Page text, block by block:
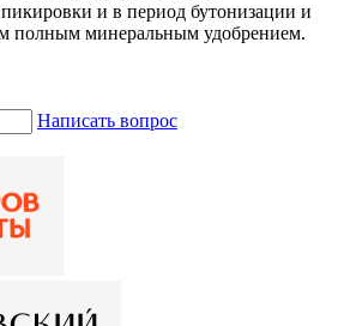
и в период бутонизации и
полным минеральным удобрением.
Написать вопрос